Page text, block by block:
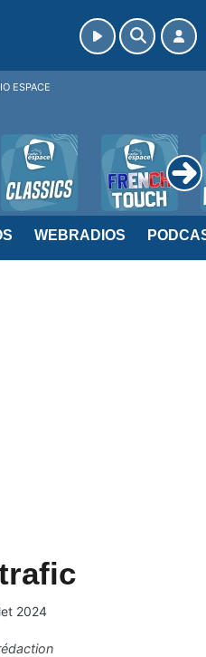
WEBRADIOS
2024
ESPACE